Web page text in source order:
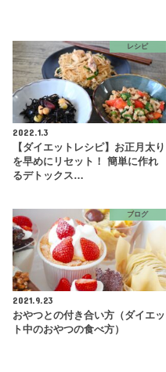
レシピ
2022.1.3
【ダイエットレシピ】お正月太り
を早めにリセット！ 簡単に作れ
るデトックス…
ブログ
2021.9.23
おやつとの付き合い方（ダイエッ
ト中のおやつの食べ方）